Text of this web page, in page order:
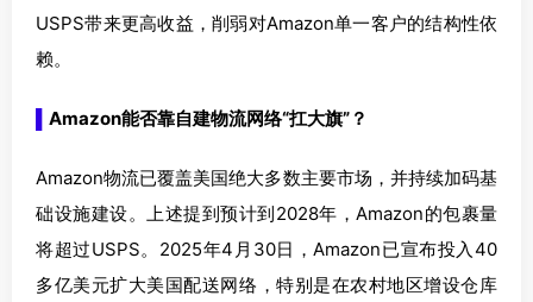
USPS带来更高收益，削弱对Amazon单一客户的结构性依
赖。
Amazon能否靠自建物流网络“扛大旗”？
Amazon物流已覆盖美国绝大多数主要市场，并持续加码基
础设施建设。上述提到预计到2028年，Amazon的包裹量
将超过USPS。2025年4月30日，Amazon已宣布投入40
多亿美元扩大美国配送网络，特别是在农村地区增设仓库